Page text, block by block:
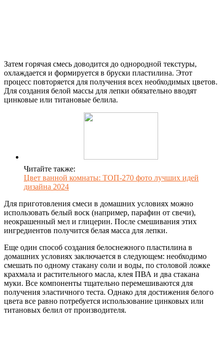
Затем горячая смесь доводится до однородной текстуры,
охлаждается и формируется в бруски пластилина. Этот
процесс повторяется для получения всех необходимых цветов.
Для создания белой массы для лепки обязательно вводят
цинковые или титановые белила.
Читайте также:
Цвет ванной комнаты: ТОП-270 фото лучших идей
дизайна 2024
Для приготовления смеси в домашних условиях можно
использовать белый воск (например, парафин от свечи),
неокрашенный мел и глицерин. После смешивания этих
ингредиентов получится белая масса для лепки.
Еще один способ создания белоснежного пластилина в
домашних условиях заключается в следующем: необходимо
смешать по одному стакану соли и воды, по столовой ложке
крахмала и растительного масла, клея ПВА и два стакана
муки. Все компоненты тщательно перемешиваются для
получения эластичного теста. Однако для достижения белого
цвета все равно потребуется использование цинковых или
титановых белил от производителя.